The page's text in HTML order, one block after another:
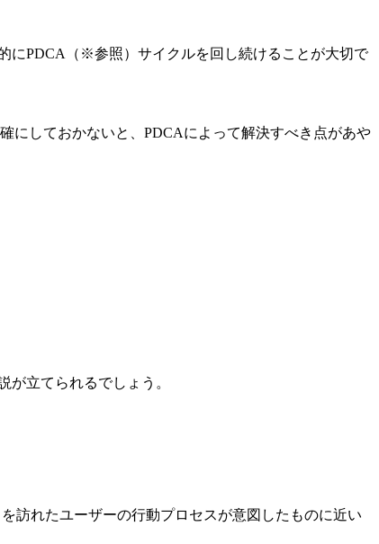
にPDCA（※参照）サイクルを回し続けることが大切で
しておかないと、PDCAによって解決すべき点があや
立てられるでしょう。
訪れたユーザーの行動プロセスが意図したものに近い